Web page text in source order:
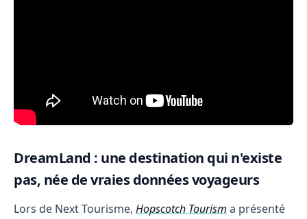
DreamLand : une destination qui n'existe
pas, née de vraies données voyageurs
Lors de Next Tourisme, Hopscotch Tourism a présenté